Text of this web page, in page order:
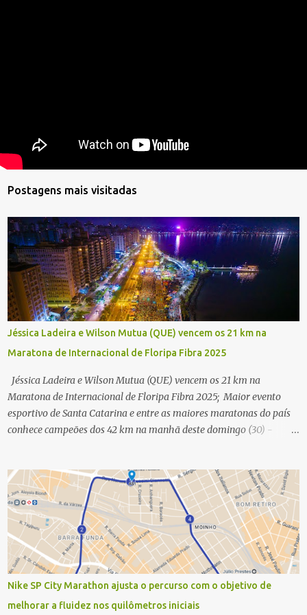
Postagens mais visitadas
Jéssica Ladeira e Wilson Mutua (QUE) vencem os 21 km na
Maratona de Internacional de Floripa Fibra 2025
Jéssica Ladeira e Wilson Mutua (QUE) vencem os 21 km na
Maratona de Internacional de Floripa Fibra 2025; Maior evento
esportivo de Santa Catarina e entre as maiores maratonas do país
conhece campeões dos 42 km na manhã deste domingo (30) -
Floripa Fibra 2025. Na manhã deste sábado (30) foram conhecidos
os campeões dos 21 km do maior evento esportivo de Santa
Catarina. A mineira Jessica Ladeira e o queniano Wilson Mutua
foram os vencedores da meia maratona, ambos com a quebra de
recorde da prova. Neste domingo (31) será a vez da prova principal,
os 42,195 km da maratona, além da corrida de 5 KM. As largadas,
na Avenida Beira-Mar Norte, em Florianópolis, na altura do
Trapiche, começam às 5h10. Entre as maiores maratonas
brasileiras deste ano, a Maratona Internacional de Floripa Fibra
Nike SP City Marathon ajusta o percurso com o objetivo de
melhorar a fluidez nos quilômetros iniciais